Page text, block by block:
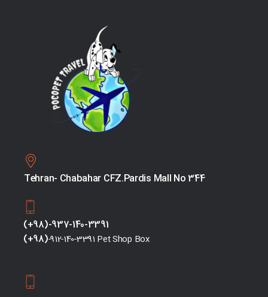
Tehran- Chabahar CFZ.Pardis Mall No 344
(+98)-937-140-3391
(+98)-912-140-3391 Pet Shop Box